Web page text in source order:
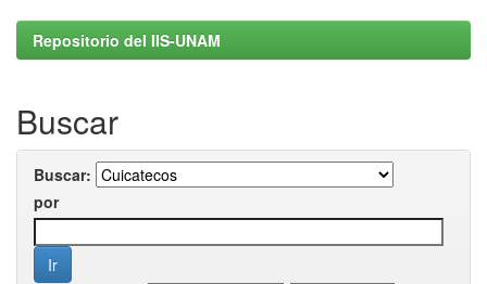
Repositorio del IIS-UNAM
Buscar
Buscar:
por